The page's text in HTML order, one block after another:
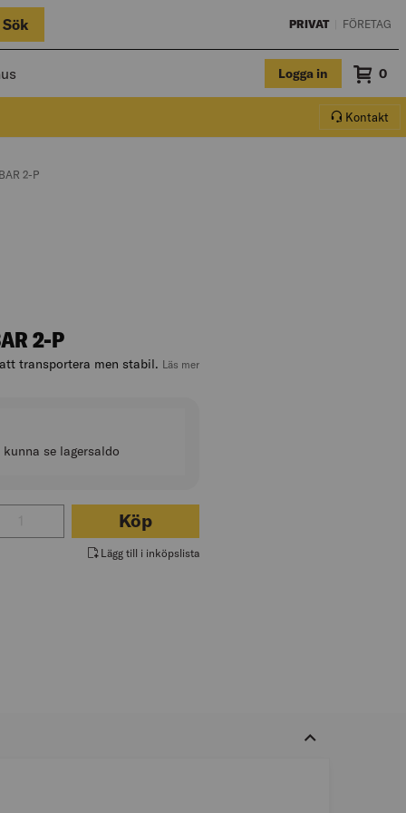
Sök PRIVAT FÖRETAG
Logga in 0
Kontakt
2-P
2-P
transportera men stabil. Läs mer
kunna se lagersaldo
för SÅGBOCK HOPFÄLLBAR 2-P
Köp
Lägg till i inköpslista